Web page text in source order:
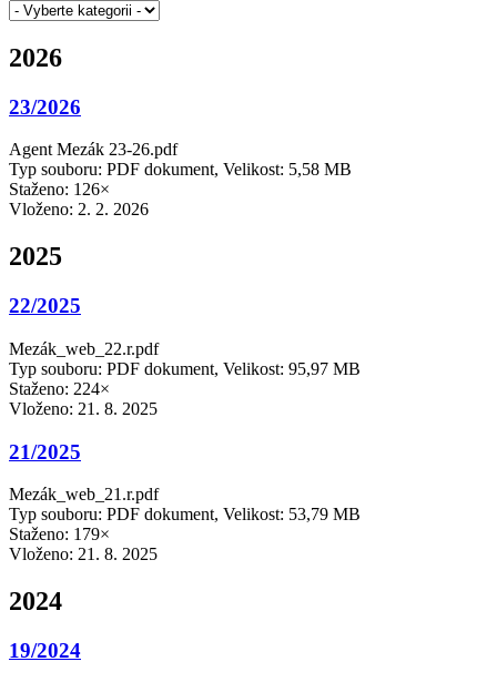
2026
23/2026
Agent Mezák 23-26.pdf
Typ souboru: PDF dokument, Velikost: 5,58 MB
Staženo: 126×
Vloženo: 2. 2. 2026
2025
22/2025
Mezák_web_22.r.pdf
Typ souboru: PDF dokument, Velikost: 95,97 MB
Staženo: 224×
Vloženo: 21. 8. 2025
21/2025
Mezák_web_21.r.pdf
Typ souboru: PDF dokument, Velikost: 53,79 MB
Staženo: 179×
Vloženo: 21. 8. 2025
2024
19/2024